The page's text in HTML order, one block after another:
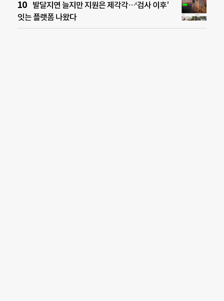
발달지연 늘지만 지원은 제각각…‘검사 이후’
잇는 플랫폼 나왔다